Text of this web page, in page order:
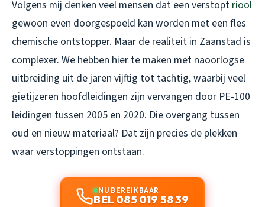
Volgens mij denken veel mensen dat een verstopt riool
gewoon even doorgespoeld kan worden met een fles
chemische ontstopper. Maar de realiteit in Zaanstad is
complexer. We hebben hier te maken met naoorlogse
uitbreiding uit de jaren vijftig tot tachtig, waarbij veel
gietijzeren hoofdleidingen zijn vervangen door PE-100
leidingen tussen 2005 en 2020. Die overgang tussen
oud en nieuw materiaal? Dat zijn precies de plekken
waar verstoppingen ontstaan.
NU BEREIKBAAR
BEL 085 019 58 39